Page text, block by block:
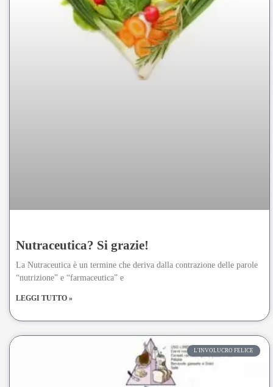
Nutraceutica? Si grazie!
La Nutraceutica è un termine che deriva dalla contrazione delle parole
“nutrizione” e “farmaceutica” e
LEGGI TUTTO »
L'INVOLUCRO FELICE